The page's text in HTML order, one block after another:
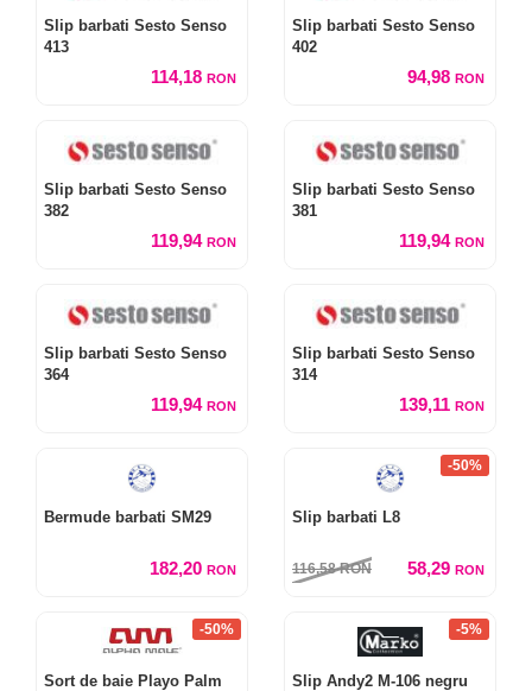
Slip barbati Sesto Senso
413
114,18 RON
Slip barbati Sesto Senso
402
94,98 RON
Slip barbati Sesto Senso
382
119,94 RON
Slip barbati Sesto Senso
381
119,94 RON
Slip barbati Sesto Senso
364
119,94 RON
Slip barbati Sesto Senso
314
139,11 RON
Bermude barbati SM29
182,20 RON
-50%
Slip barbati L8
116,58RON 58,29 RON
-50%
Sort de baie Playo Palm
-5%
Slip Andy2 M-106 negru